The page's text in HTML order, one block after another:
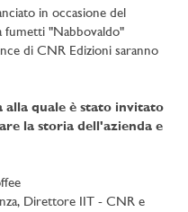
in occasione del
fumetti "Nabbovaldo"
di CNR Edizioni saranno
quale è stato invitato
la storia dell'azienda e
Direttore IIT - CNR e